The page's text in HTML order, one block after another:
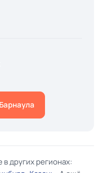
в других регионах: